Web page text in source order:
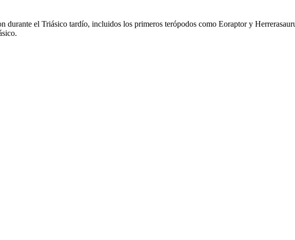
durante el Triásico tardío, incluidos los primeros terópodos como Eoraptor y